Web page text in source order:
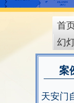
首
幻
案
天安门